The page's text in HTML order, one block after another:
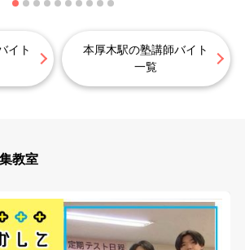
イト
本厚木駅の塾講師バイト
一覧
教室